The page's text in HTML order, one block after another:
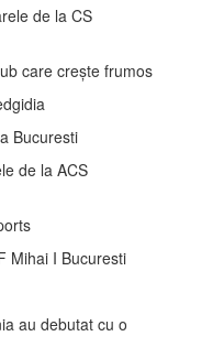
de la CS
care crește frumos
Bucuresti
de la ACS
Mihai I Bucuresti
au debutat cu o